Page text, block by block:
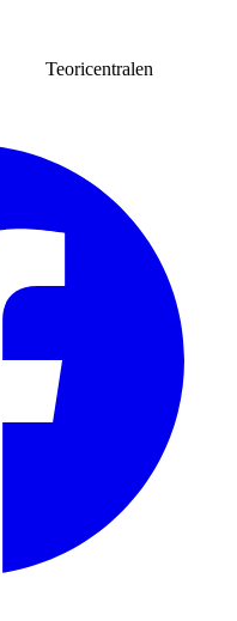
Teoricentralen